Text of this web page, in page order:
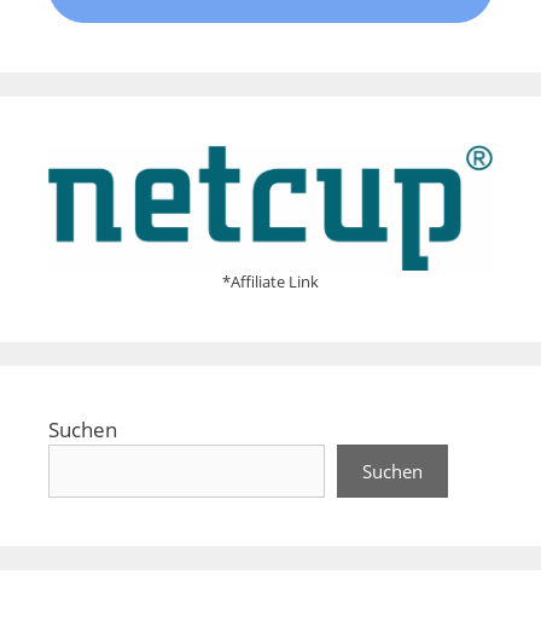
*Affiliate Link
Suchen
Suchen